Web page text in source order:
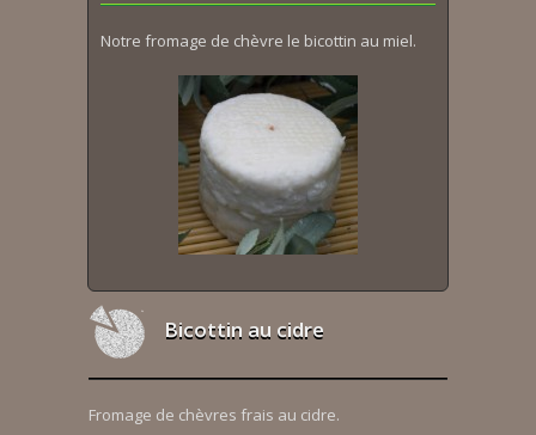
Notre fromage de chèvre le bicottin au miel.
Bicottin au cidre
Fromage de chèvres frais au cidre.